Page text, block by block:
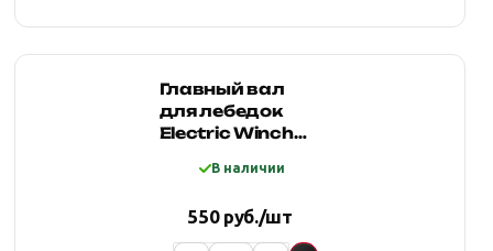
Главный вал
для лебедок
Electric Winch
шестигранник
В наличии
550 руб./шт